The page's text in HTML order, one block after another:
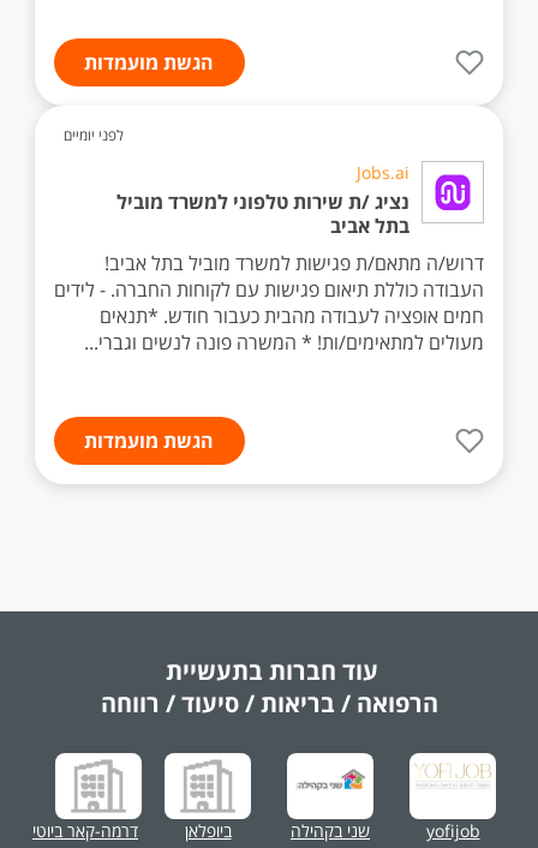
הגשת מועמדות
לפני יומיים
Jobs.ai
נציג /ת שירות טלפוני למשרד מוביל
בתל אביב
דרוש/ה מתאם/ת פגישות למשרד מוביל בתל אביב!
העבודה כוללת תיאום פגישות עם לקוחות החברה. - לידים
חמים אופציה לעבודה מהבית כעבור חודש. *תנאים
מעולים למתאימים/ות! * המשרה פונה לנשים וגברי...
הגשת מועמדות
עוד חברות בתעשיית
הרפואה / בריאות / סיעוד / רווחה
yofijob שני בקהילה ביופלאן
דרמה-קאר ביוטי